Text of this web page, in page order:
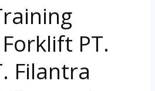
PT.
Filantra